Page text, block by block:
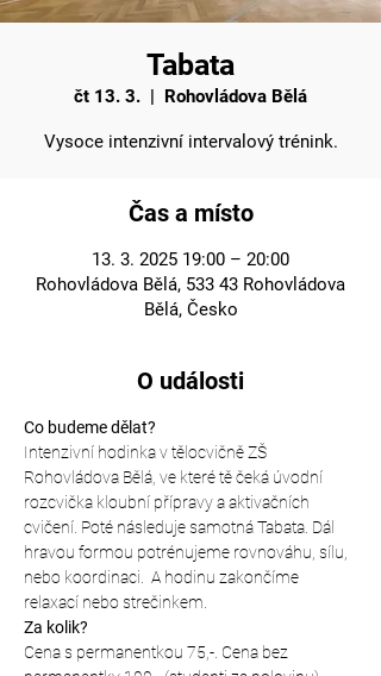
Tabata
čt 13. 3.
  |
Rohovládova Bělá
Vysoce intenzivní intervalový trénink.
Čas a místo
13. 3. 2025 19:00 – 20:00
Rohovládova Bělá, 533 43 Rohovládova
Bělá, Česko
O události
Co budeme dělat?
Intenzivní hodinka v tělocvičně ZŠ
Rohovládova Bělá, ve které tě čeká úvodní
rozcvička kloubní přípravy a aktivačních
cvičení. Poté následuje samotná Tabata. Dál
hravou formou potrénujeme rovnováhu, sílu,
nebo koordinaci.  A hodinu zakončíme
relaxací nebo strečinkem.
Za kolik?
Cena s permanentkou 75,-. Cena bez